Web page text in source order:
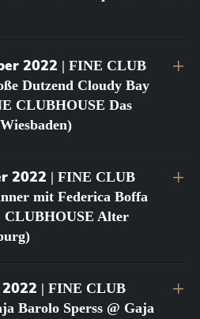
2022 | FINE CLUB
Dutzend Cloudy Bay
CLUBHOUSE Das
2022 | FINE CLUB
mit Federica Boffa
CLUBHOUSE Alter
| FINE CLUB
Barolo Sperss @ Gaja